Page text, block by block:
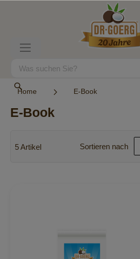
Suche
Home E-Book
E-Book
5Artikel Sortieren nach